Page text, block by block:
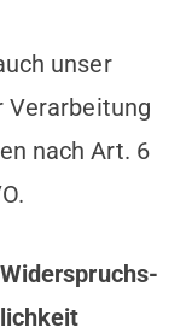
unser
Verarbeitung
nach Art. 6